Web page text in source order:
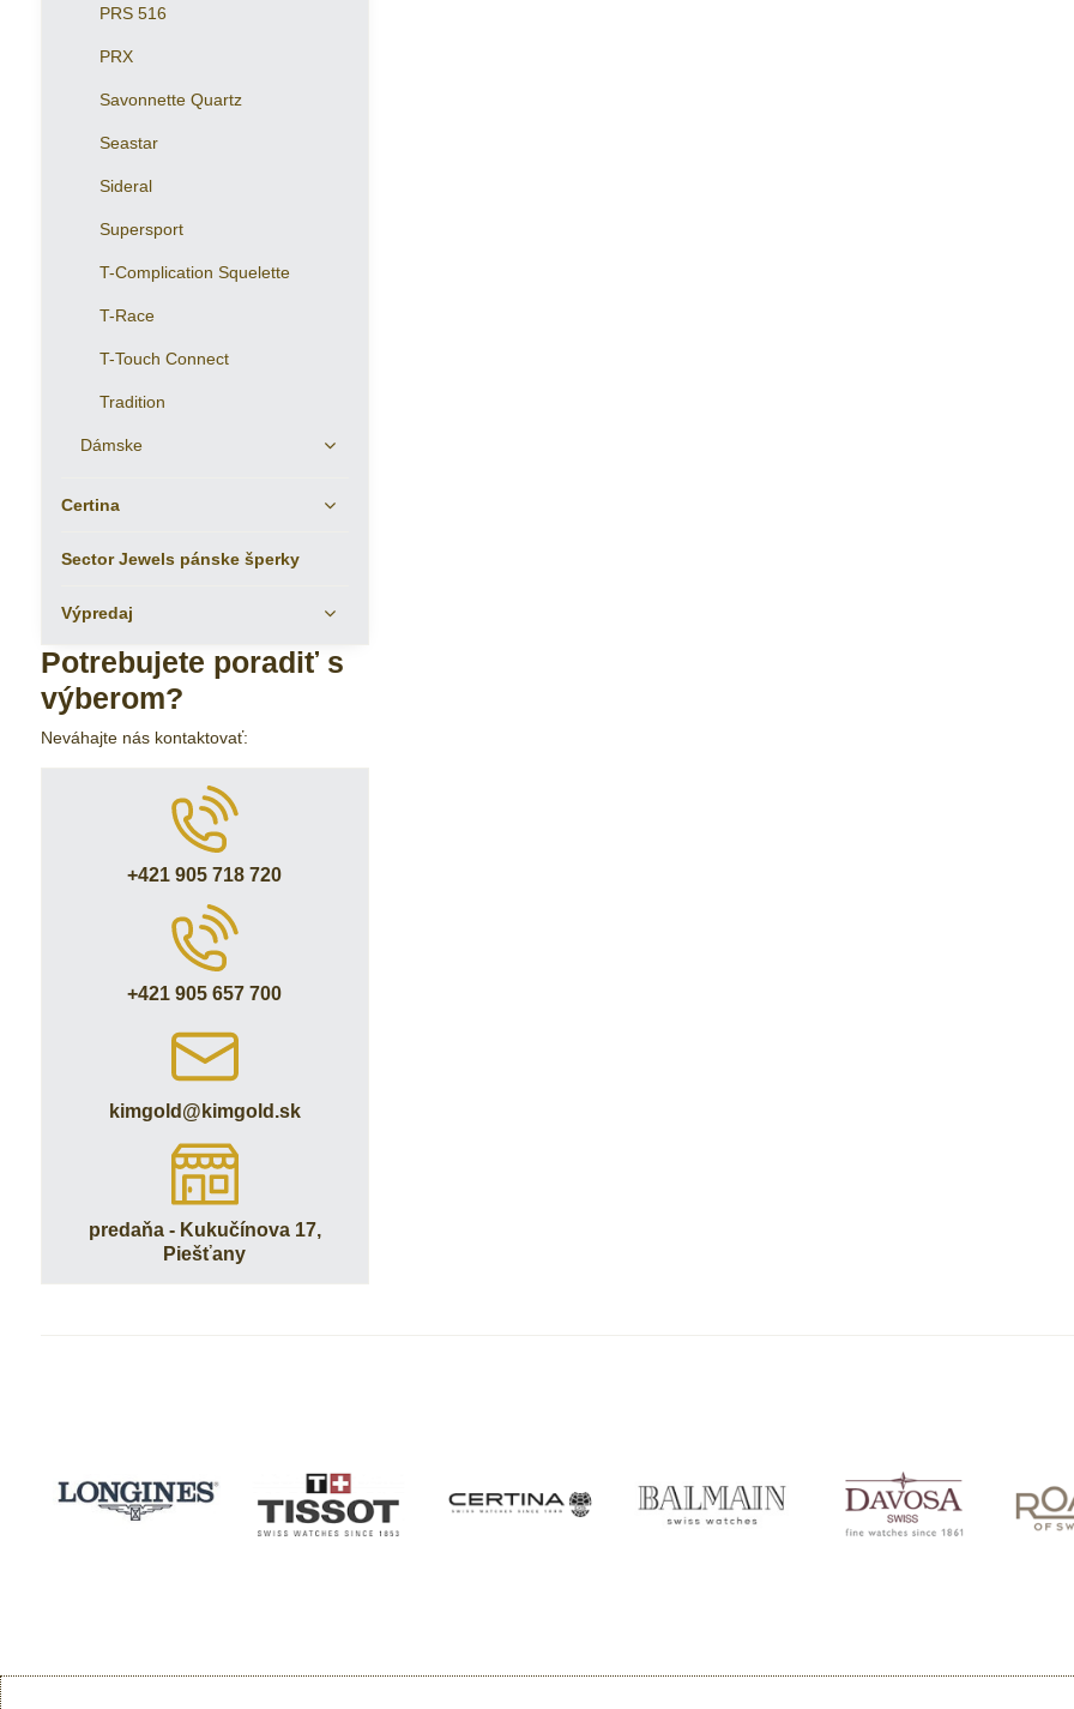
PRS 516
PRX
Savonnette Quartz
Seastar
Sideral
Supersport
T-Complication Squelette
T-Race
T-Touch Connect
Tradition
Dámske
Certina
Sector Jewels pánske šperky
Výpredaj
Potrebujete poradiť s
výberom?
Neváhajte nás kontaktovať:
+421 905 718 720
+421 905 657 700
kimgold​@kimgold​.sk
predaňa - Kukučínova 17,
Piešťany